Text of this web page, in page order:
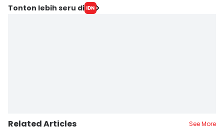
Tonton lebih seru di
Related Articles See More